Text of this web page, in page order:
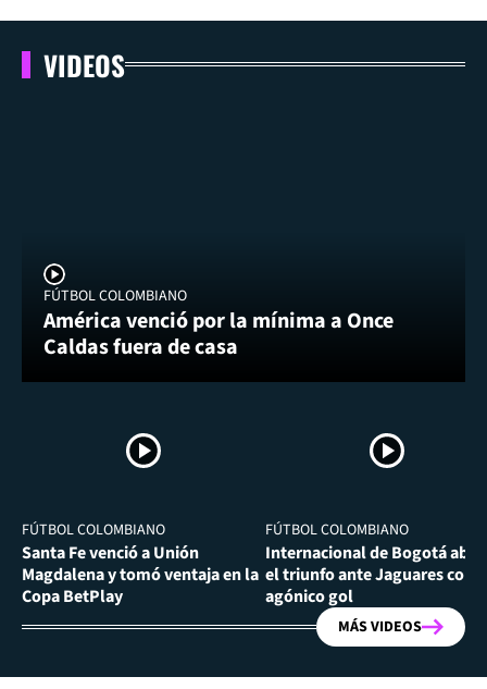
VIDEOS
FÚTBOL COLOMBIANO
América venció por la mínima a Once
Caldas fuera de casa
FÚTBOL COLOMBIANO
Santa Fe venció a Unión
Magdalena y tomó ventaja en la
Copa BetPlay
FÚTBOL COLOMBIANO
Internacional de Bogotá
el triunfo ante Jaguares con
agónico gol
MÁS VIDEOS